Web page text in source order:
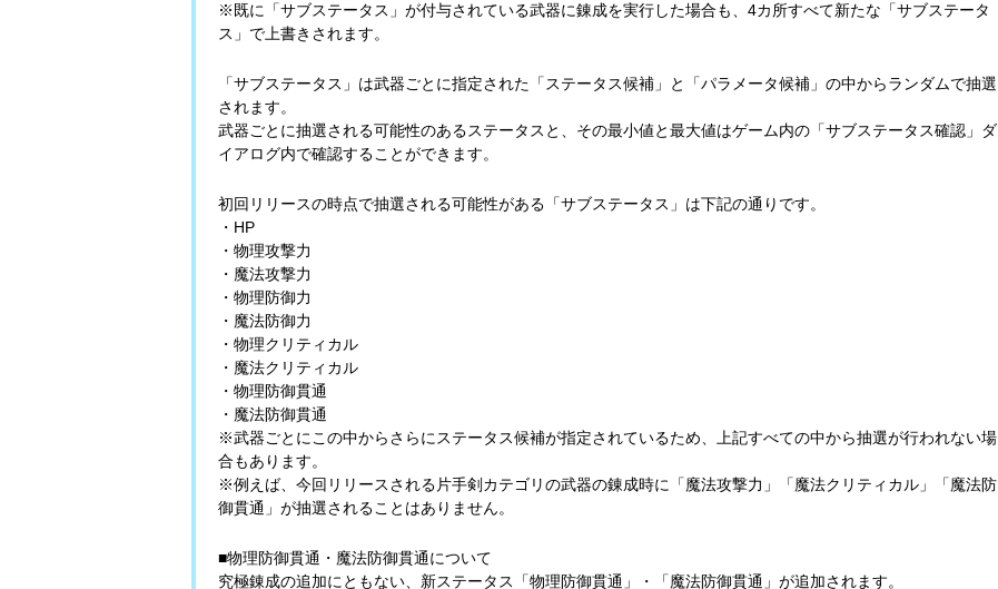
※既に「サブステータス」が付与されている武器に錬成を実行した場合も、4カ所すべて新たな「サブステータ
ス」で上書きされます。
「サブステータス」は武器ごとに指定された「ステータス候補」と「パラメータ候補」の中からランダムで抽選
されます。
武器ごとに抽選される可能性のあるステータスと、その最小値と最大値はゲーム内の「サブステータス確認」ダ
イアログ内で確認することができます。
初回リリースの時点で抽選される可能性がある「サブステータス」は下記の通りです。
・HP
・物理攻撃力
・魔法攻撃力
・物理防御力
・魔法防御力
・物理クリティカル
・魔法クリティカル
・物理防御貫通
・魔法防御貫通
※武器ごとにこの中からさらにステータス候補が指定されているため、上記すべての中から抽選が行われない場
合もあります。
※例えば、今回リリースされる片手剣カテゴリの武器の錬成時に「魔法攻撃力」「魔法クリティカル」「魔法防
御貫通」が抽選されることはありません。
■物理防御貫通・魔法防御貫通について
究極錬成の追加にともない、新ステータス「物理防御貫通」・「魔法防御貫通」が追加されます。